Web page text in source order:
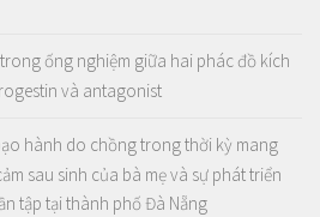
ống nghiệm giữa hai phác đồ kích
và antagonist
hành do chồng trong thời kỳ mang
sau sinh của bà mẹ và sự phát triển
tập tại thành phố Đà Nẵng